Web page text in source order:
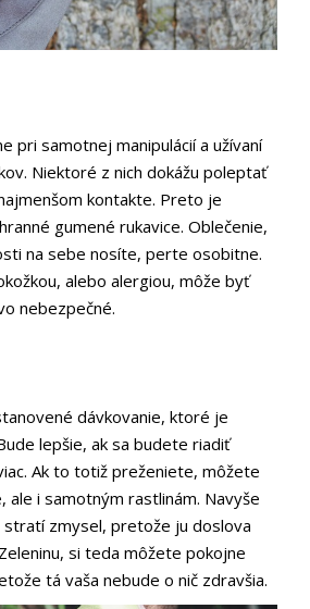
pri samotnej manipulácií a užívaní
Niektoré z nich dokážu poleptať
kontakte. Preto je
gumené rukavice. Oblečenie,
na sebe nosíte, perte osobitne.
alebo alergiou, môže byť
nebezpečné.
dávkovanie, ktoré je
lepšie, ak sa budete riadiť
Ak to totiž preženiete, môžete
ale i samotným rastlinám. Navyše
stratí zmysel, pretože ju doslova
si teda môžete pokojne
tá vaša nebude o nič zdravšia.